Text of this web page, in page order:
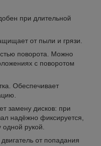
при длительной
от пыли и грязи.
поворота. Можно
с поворотом
Обеспечивает
замену дисков: при
надёжно фиксируется,
одной рукой.
от попадания